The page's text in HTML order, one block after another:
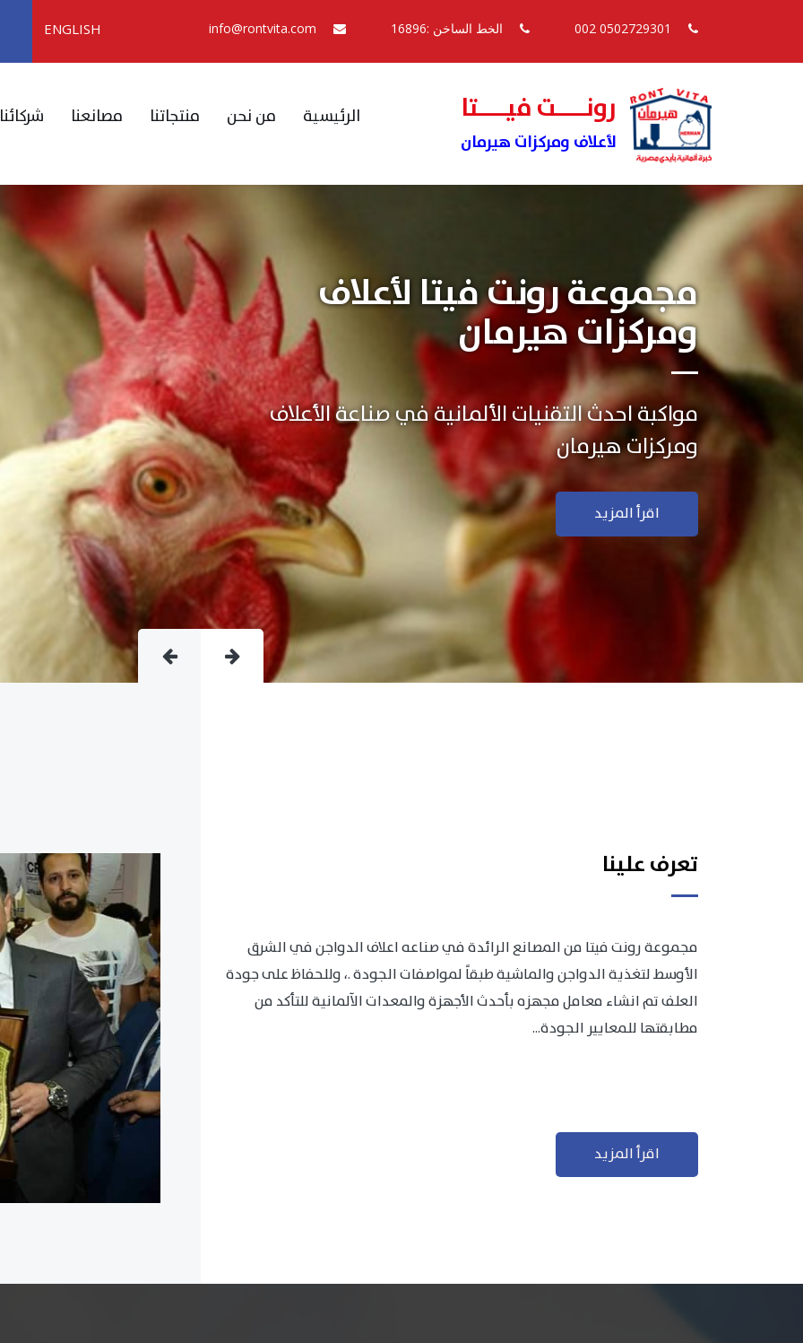
الخط الساخن :16896 ENGLISH
رونــــت فيــــتا
لأعلاف ومركزات هيرمان
الرئيسية من نحن منتجاتنا مصانعنا شركائنا
مجموعة رونت فيتا لأعلاف
ومركزات هيرمان
نستخدم التكنولوجيا الألمانية المتقدمة فى صناعة
منتجاتنا بجودة ودقة عالية
اقرأ المزيد
تعرف علينا
مجموعة رونت فيتا من المصانع الرائدة في صناعه اعلاف الدواجن في الشرق
الأوسط لتغذية الدواجن والماشية طبقاً لمواصفات الجودة .، وللحفاظ على جودة
العلف تم انشاء معامل مجهزه بأحدث الأجهزة والمعدات الآلمانية للتأكد من
مطابقتها للمعايير الجودة...
اقرأ المزيد